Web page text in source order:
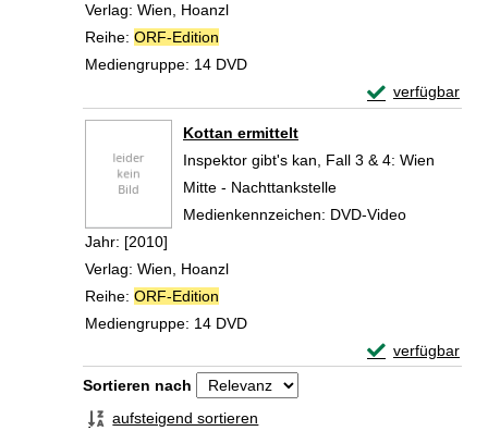
Verlag: Wien, Hoanzl
Reihe: ORF-Edition
Mediengruppe: 14 DVD
verfügbar
Exemplar-
Kottan ermittelt
Inspektor gibt's kan, Fall 3 & 4: Wien
Mitte - Nachttankstelle
Suche nach diesem Verfasser
Medienkennzeichen: DVD-Video
Jahr: [2010]
Verlag: Wien, Hoanzl
Reihe: ORF-Edition
Mediengruppe: 14 DVD
verfügbar
Exemplar-
Zu den Suchfiltern springen
Sortieren nach
aufsteigend sortieren